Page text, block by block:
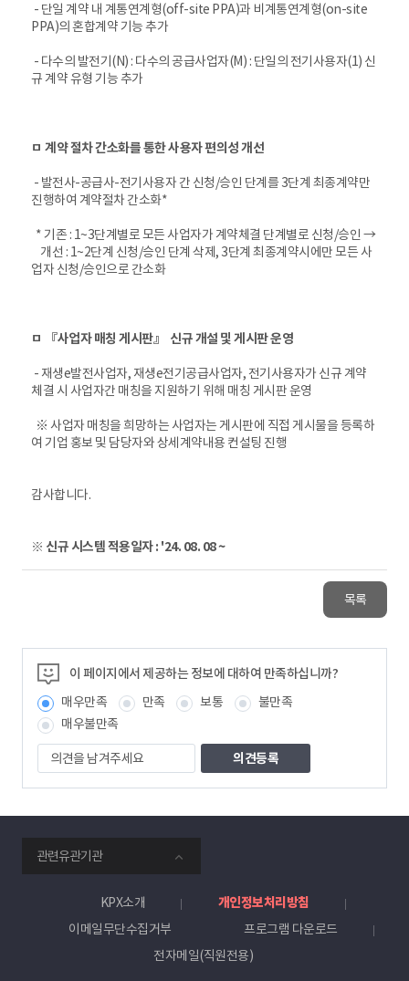
- 단일 계약 내 계통연계형(off-site PPA)과 비계통연계형(on-site
PPA)의 혼합계약 기능 추가
- 다수의 발전기(N) : 다수의 공급사업자(M) : 단일의 전기사용자(1) 신
규 계약 유형 기능 추가
ㅁ 계약 절차 간소화를 통한 사용자 편의성 개선
- 발전사-공급사-전기사용자 간 신청/승인 단계를 3단계 최종계약만
진행하여 계약절차 간소화*
* 기존 : 1~3단계별로 모든 사업자가 계약체결 단계별로 신청/승인 →
개선 : 1~2단계 신청/승인 단계 삭제, 3단계 최종계약시에만 모든 사
업자 신청/승인으로 간소화
ㅁ 『사업자 매칭 게시판』 신규 개설 및 게시판 운영
- 재생e발전사업자, 재생e전기공급사업자, 전기사용자가 신규 계약
체결 시 사업자간 매칭을 지원하기 위해 매칭 게시판 운영
※ 사업자 매칭을 희망하는 사업자는 게시판에 직접 게시물을 등록하
여 기업 홍보 및 담당자와 상세계약내용 컨설팅 진행
감사합니다.
※ 신규 시스템 적용일자 : '24. 08. 08 ~
목록
이 페이지에서 제공하는 정보에 대하여 만족하십니까?
매우만족
만족 보통
불만족
매우불만족
의
견
을
겨
주
세
요
관련유관기관
KPX소개
개인정보처리방침
이메일무단수집거부
프로그램 다운로드
전자메일(직원전용)